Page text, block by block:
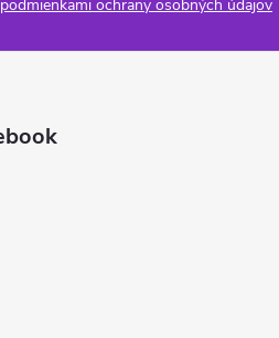
podmienkami ochrany osobných údajov